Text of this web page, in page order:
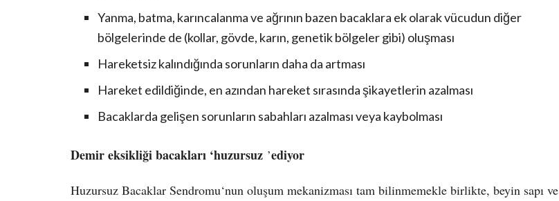
Yanma, batma, karıncalanma ve ağrının bazen bacaklara ek olarak vücudun diğer
bölgelerinde de (kollar, gövde, karın, genetik bölgeler gibi) oluşması
Hareketsiz kalındığında sorunların daha da artması
Hareket edildiğinde, en azından hareket sırasında şikayetlerin azalması
Bacaklarda gelişen sorunların sabahları azalması veya kaybolması
Demir eksikliği bacakları ‘huzursuz ’ediyor
Huzursuz Bacaklar Sendromu‘nun oluşum mekanizması tam bilinmemekle birlikte, beyin sapı ve